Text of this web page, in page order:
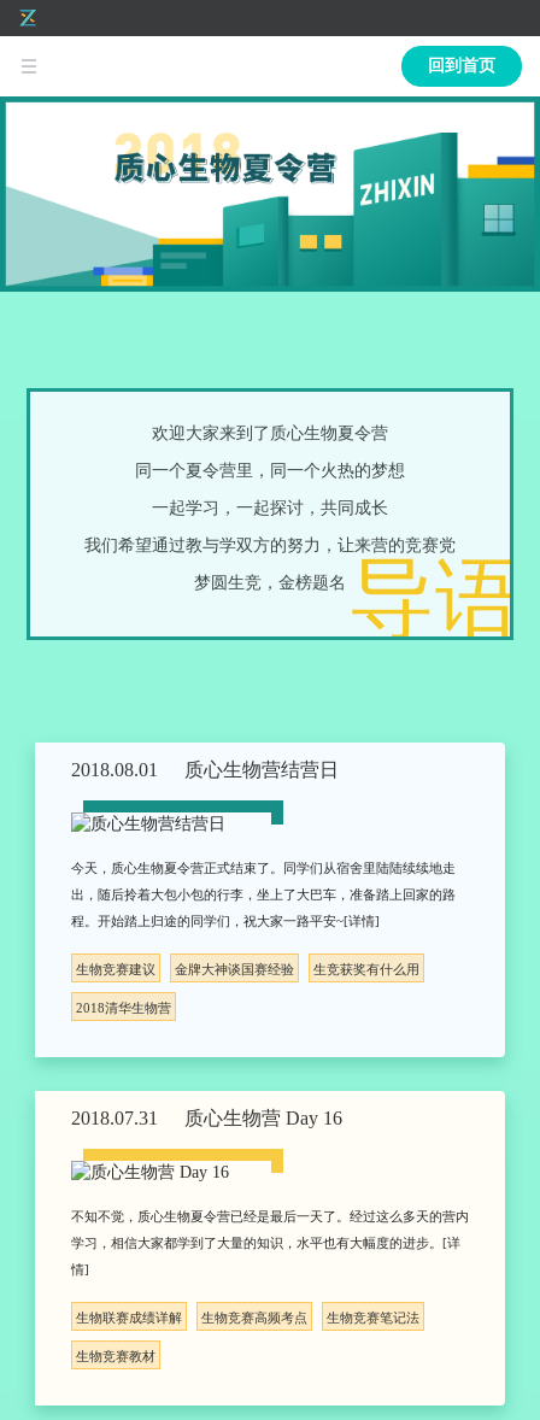
Toggle
navigation
回到首页
欢迎大家来到了质心生物夏令营
同一个夏令营里，同一个火热的梦想
一起学习，一起探讨，共同成长
我们希望通过教与学双方的努力，让来营的竞赛党
梦圆生竞，金榜题名 导语
2018.08.01 质心生物营结营日
今天，质心生物夏令营正式结束了。同学们从宿舍里陆陆续续地走
出，随后拎着大包小包的行李，坐上了大巴车，准备踏上回家的路
程。开始踏上归途的同学们，祝大家一路平安~[详情]
生物竞赛建议 金牌大神谈国赛经验 生竞获奖有什么用
2018清华生物营
2018.07.31 质心生物营 Day 16
不知不觉，质心生物夏令营已经是最后一天了。经过这么多天的营内
学习，相信大家都学到了大量的知识，水平也有大幅度的进步。[详
情]
生物联赛成绩详解 生物竞赛高频考点 生物竞赛笔记法
生物竞赛教材